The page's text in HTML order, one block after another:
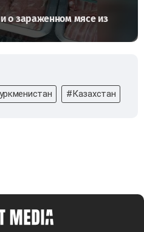
о зараженном мясе из
#Казахстан